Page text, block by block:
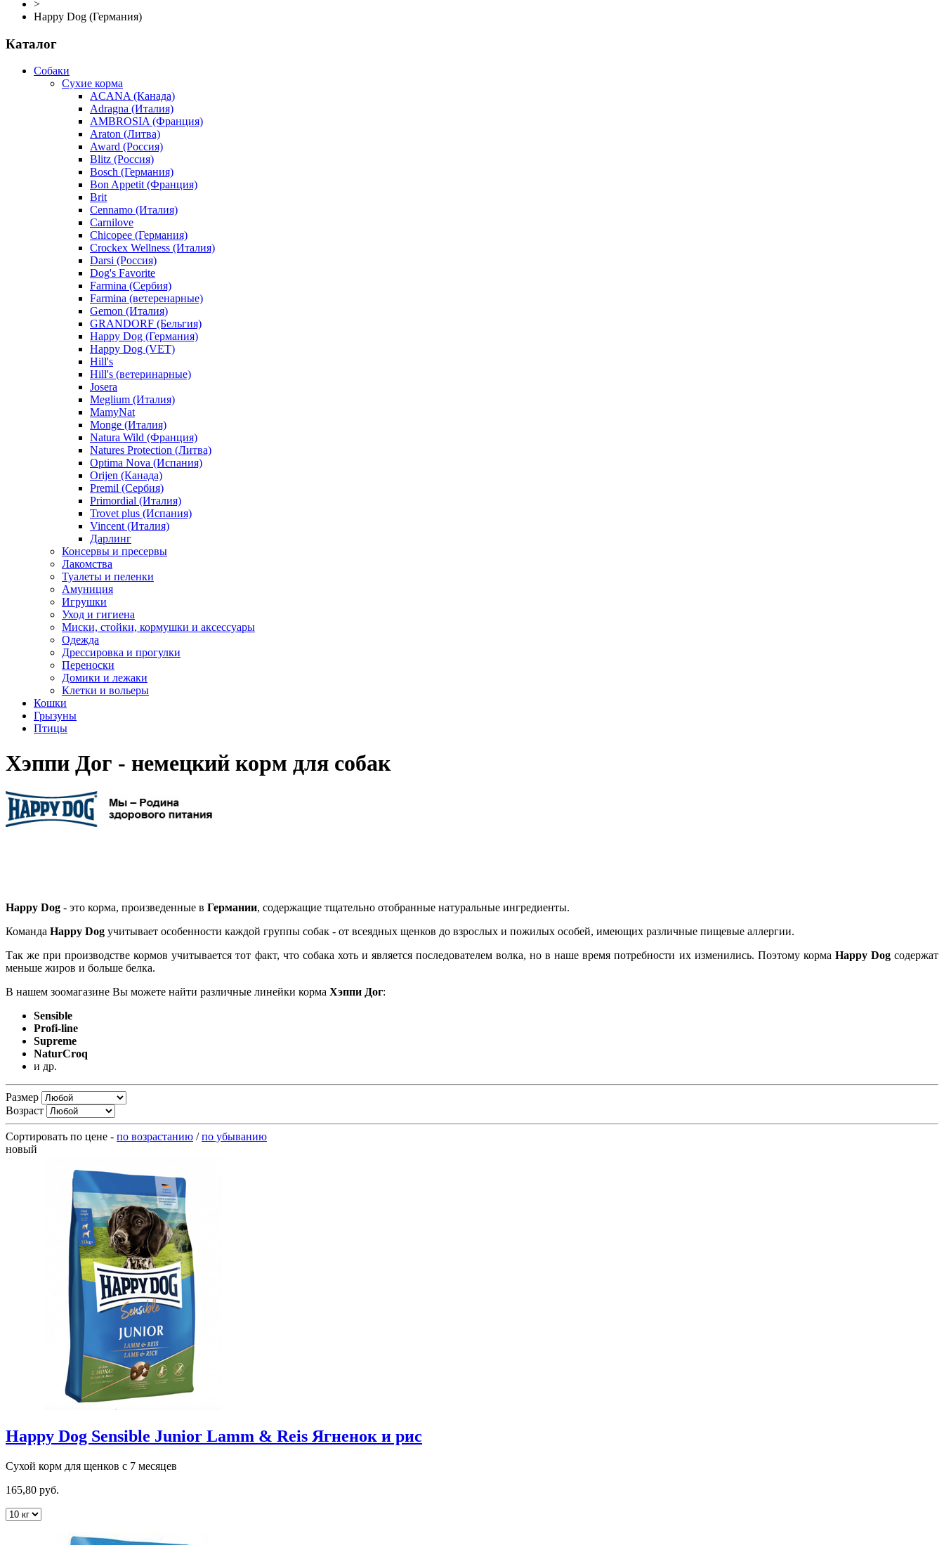
>
Happy Dog (Германия)
Каталог
Собаки
Сухие корма
ACANA (Канада)
Adragna (Италия)
AMBROSIA (Франция)
Araton (Литва)
Award (Россия)
Blitz (Россия)
Bosch (Германия)
Bon Appetit (Франция)
Brit
Cennamo (Италия)
Carnilove
Chicopee (Германия)
Crockex Wellness (Италия)
Darsi (Россия)
Dog's Favorite
Farmina (Сербия)
Farmina (ветеренарные)
Gemon (Италия)
GRANDORF (Бельгия)
Happy Dog (Германия)
Happy Dog (VET)
Hill's
Hill's (ветеринарные)
Josera
Meglium (Италия)
MamyNat
Monge (Италия)
Natura Wild (Франция)
Natures Protection (Литва)
Optima Nova (Испания)
Orijen (Канада)
Premil (Сербия)
Primordial (Италия)
Trovet plus (Испания)
Vincent (Италия)
Дарлинг
Консервы и пресервы
Лакомства
Туалеты и пеленки
Амуниция
Игрушки
Уход и гигиена
Миски, стойки, кормушки и аксессуары
Одежда
Дрессировка и прогулки
Переноски
Домики и лежаки
Клетки и вольеры
Кошки
Грызуны
Птицы
Хэппи Дог - немецкий корм для собак
Happy Dog - это корма, произведенные в Германии, содержащие тщательно отобранные натуральные ингредиенты.
Команда Happy Dog учитывает особенности каждой группы собак - от всеядных щенков до взрослых и пожилых особей, имеющих различные пищевые аллергии.
Так же при производстве кормов учитывается тот факт, что собака хоть и является последователем волка, но в наше время потребности их изменились. Поэтому корма Happy Dogсодержат
меньше жиров и больше белка.
В нашем зоомагазине Вы можете найти различные линейки корма Хэппи Дог:
Sensible
Profi-line
Supreme
NaturCroq
и др.
Размер
Возраст
Сортировать по цене - по возрастанию /по убыванию
новый
Happy Dog Sensible Junior Lamm & Reis Ягненок и рис
Сухой корм для щенков с 7 месяцев
165,80 руб.